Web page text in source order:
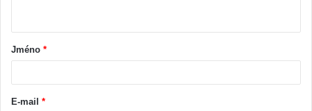
Jméno *
E-mail *